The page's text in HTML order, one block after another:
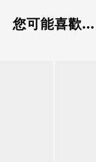
您可能喜歡...